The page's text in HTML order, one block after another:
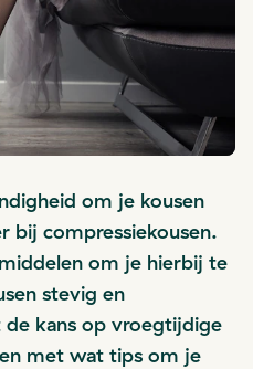
om je kousen
bij compressiekousen.
om je hierbij te
stevig en
kans op vroegtijdige
met wat tips om je